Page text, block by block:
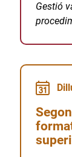
Gestió